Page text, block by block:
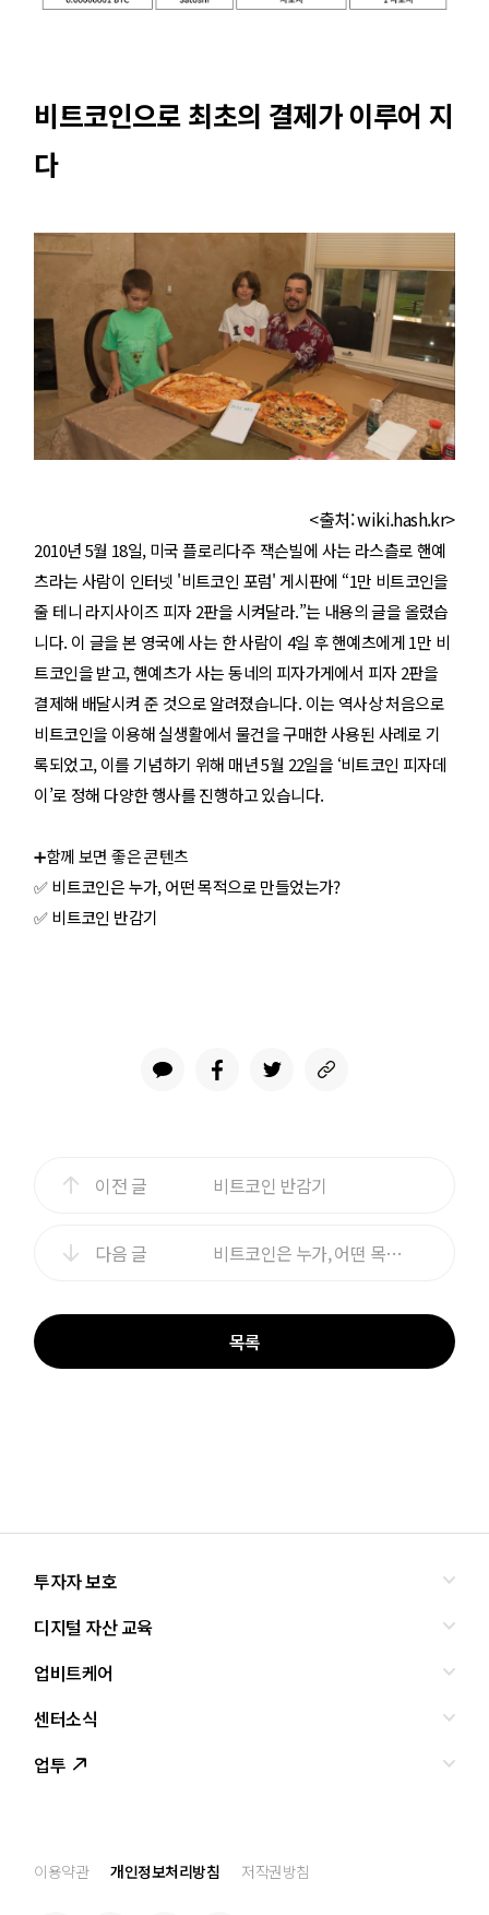
비트코인으로 최초의 결제가 이루어 지
다
<출처: wiki.hash.kr>
2010년 5월 18일, 미국 플로리다주 잭슨빌에 사는 라스츨로 핸예
츠라는 사람이 인터넷 '비트코인 포럼' 게시판에 “1만 비트코인을
줄 테니 라지사이즈 피자 2판을 시켜달라.”는 내용의 글을 올렸습
니다. 이 글을 본 영국에 사는 한 사람이 4일 후 핸예츠에게 1만 비
트코인을 받고, 핸예츠가 사는 동네의 피자가게에서 피자 2판을
결제해 배달시켜 준 것으로 알려졌습니다. 이는 역사상 처음으로
비트코인을 이용해 실생활에서 물건을 구매한 사용된 사례로 기
록되었고, 이를 기념하기 위해 매년 5월 22일을 ‘비트코인 피자데
이’로 정해 다양한 행사를 진행하고 있습니다.
➕함께 보면 좋은 콘텐츠
✅비트코인은 누가, 어떤 목적으로 만들었는가?
✅비트코인 반감기
이전 글 비트코인 반감기
다음 글 비트코인은 누가, 어떤 목적으로 만들었는가?
목록
투자자 보호
올바른 투자란?
투자사기 유형과 예방
업비트 보호조치
디지털 자산 교육
교육
조사·연구
업비트케어
서비스안내
서비스신청
센터소식
인사말
공지사항
업투
이용약관 개인정보처리방침 저작권방침